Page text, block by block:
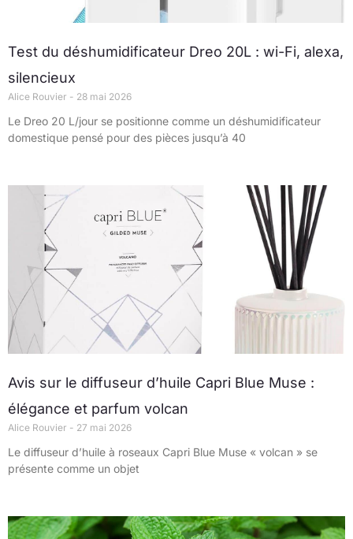
Test du déshumidificateur Dreo 20L : wi-Fi, alexa,
silencieux
Alice Rouvier 28 mai 2026
Le Dreo 20 L/jour se positionne comme un déshumidificateur
domestique pensé pour des pièces jusqu’à 40
Avis sur le diffuseur d’huile Capri Blue Muse :
élégance et parfum volcan
Alice Rouvier 27 mai 2026
Le diffuseur d’huile à roseaux Capri Blue Muse « volcan » se
présente comme un objet